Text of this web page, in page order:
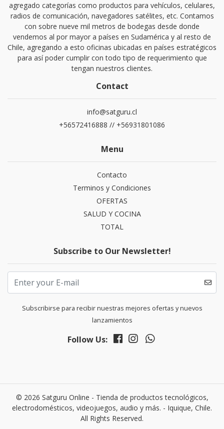
agregado categorías como productos para vehículos, celulares,
radios de comunicación, navegadores satélites, etc. Contamos
con sobre nueve mil metros de bodegas desde donde
vendemos al por mayor a países en Sudamérica y al resto de
Chile, agregando a esto oficinas ubicadas en países estratégicos
para así poder cumplir con todo tipo de requerimiento que
tengan nuestros clientes.
Contact
info@satguru.cl
+56572416888 // +56931801086
Menu
Contacto
Terminos y Condiciones
OFERTAS
SALUD Y COCINA
TOTAL
Subscribe to Our Newsletter!
Subscribirse para recibir nuestras mejores ofertas y nuevos
lanzamientos
Follow Us:
© 2026 Satguru Online - Tienda de productos tecnológicos,
electrodomésticos, videojuegos, audio y más. - Iquique, Chile.
All Rights Reserved.